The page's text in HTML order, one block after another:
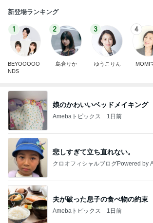
新登場ランキング
1
BEYOOOOO
NDS
2
島倉りか
3
ゆうこりん
4
MOMI
娘のかわいいベッドメイキング
Amebaトピックス 1日前
悲しすぎて立ち直れない。
クロオフィシャルブログPowered by
夫が破った息子の食べ物の約束
Amebaトピックス 1日前